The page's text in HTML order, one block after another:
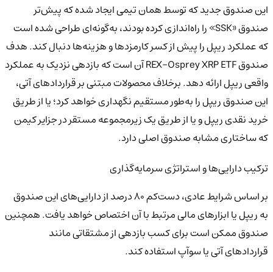
این صندوق جدید که توسط همان تیمی ایجاد شده که پیش‌تر
صندوق «SSK» را راه‌اندازی کرده بودند، به‌گونه‌ای طراحی شده است
که عملکرد ریپل را پیش از کسر کارمزدها و هزینه‌ها دنبال کند. هدف
صندوق REX-Osprey XRP ETF آن است که بازدهی نزدیک به عملکرد
واقعی ریپل ارائه دهد. برخلاف محصولات مبتنی بر قراردادهای آتی،
این صندوق ریپل را به‌طور مستقیم نگهداری خواهد کرد؛ یا از طریق
خرید نقدی ریپل و یا از طریق یک زیرمجموعه مستقر در جزایر کیمن
که ساختاری مشابه صندوق اصلی دارد.
ترکیب دارایی‌ها و استراتژی سرمایه‌گذاری
بر اساس شرایط عادی، دست‌کم ۸۰ درصد از دارایی‌های این صندوق
به ریپل یا ابزارهای مالی مرتبط با آن اختصاص خواهد یافت. همچنین
صندوق ممکن است برای کسب بازدهی از مشتقاتی مانند
قراردادهای آتی یا سوآپ استفاده کند.